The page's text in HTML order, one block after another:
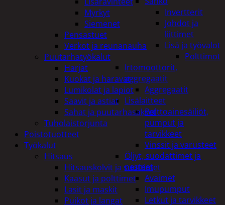
Invertterit
Johdot ja
liittimet
Lisä ja työvalot
Polttimot
Irtomoottorit,
aggregaatit
Aggregaatit
Lisälaitteet
Polttoainesäiliöt,
pumput ja
tarvikkeet
Vinssit ja varusteet
Öljyt, suodattimet ja
nesteet
Avaimet
Imupumput
Letkut ja tarvikkeet
Myrkyt
Siemenet
Pensastuet
Verkot ja reunanauha
Puutarhatyökalut
Harjat
Kuokat ja haravat
Lumikolat ja lapiot
Saavit ja astiat
Sahat ja puutarhasakset
Tuholaistorjunta
Poistotuotteet
Työkalut
Hitsaus
Hitsauskolvit ja suuttimet
Kaasut ja polttimet
Lasit ja maskit
Puikot ja langat